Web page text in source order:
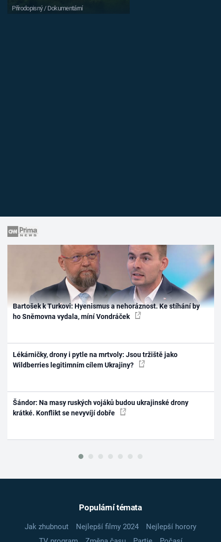
Přírodopisný / Dokumentární
Bartošek k Turkovi: Hyenismus a nehoráznost. Ke stíhání by
ho Sněmovna vydala, míní Vondráček
Lékárničky, drony i pytle na mrtvoly: Jsou tržiště jako
Wildberries legitimním cílem Ukrajiny?
Šándor: Na masy ruských vojáků budou ukrajinské drony
krátké. Konflikt se nevyvíjí dobře
Populární témata
Jak zhubnout Nejlepší filmy 2024
Nejlepší horory